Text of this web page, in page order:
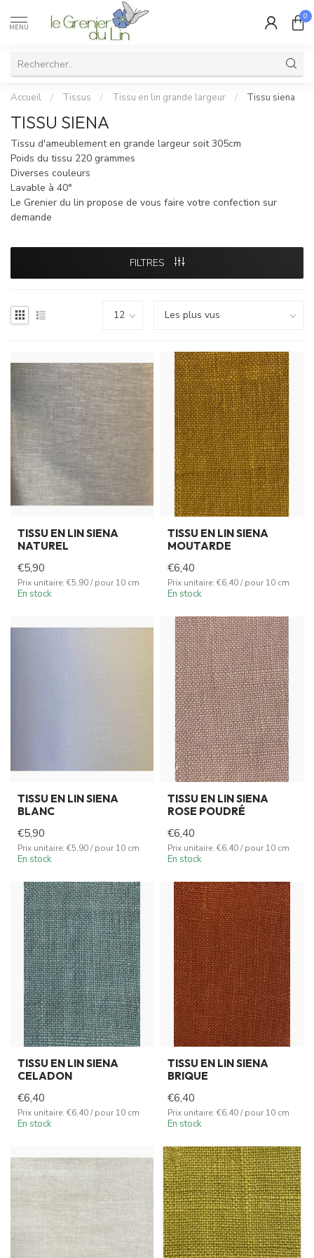
MENU
0
Accueil / Tissus / Tissu en lin grande largeur / Tissu siena
TISSU SIENA
Tissu d'ameublement en grande largeur soit 305cm
Poids du tissu 220 grammes
Diverses couleurs
Lavable à 40°
Le Grenier du lin propose de vous faire votre confection sur
demande
FILTRES
TISSU EN LIN SIENA
NATUREL
€5,90
Prix unitaire: €5,90 / pour 10 cm
En stock
TISSU EN LIN SIENA
MOUTARDE
€6,40
Prix unitaire: €6,40 / pour 10 cm
En stock
TISSU EN LIN SIENA
BLANC
€5,90
Prix unitaire: €5,90 / pour 10 cm
En stock
TISSU EN LIN SIENA
ROSE POUDRÉ
€6,40
Prix unitaire: €6,40 / pour 10 cm
En stock
TISSU EN LIN SIENA
CELADON
€6,40
Prix unitaire: €6,40 / pour 10 cm
En stock
TISSU EN LIN SIENA
BRIQUE
€6,40
Prix unitaire: €6,40 / pour 10 cm
En stock